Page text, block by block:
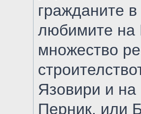
гражданите
любимите на
множество
Язовири и
Перник, или